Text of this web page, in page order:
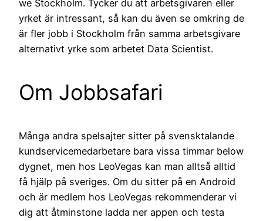
we Stockholm. Tycker du att arbetsgivaren eller
yrket är intressant, så kan du även se omkring de
är fler jobb i Stockholm från samma arbetsgivare
alternativt yrke som arbetet Data Scientist.
Om Jobbsafari
Många andra spelsajter sitter på svensktalande
kundservicemedarbetare bara vissa timmar below
dygnet, men hos LeoVegas kan man alltså alltid
få hjälp på sveriges. Om du sitter på en Android
och är medlem hos LeoVegas rekommenderar vi
dig att åtminstone ladda ner appen och testa